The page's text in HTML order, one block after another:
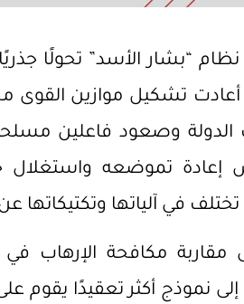
الأسد” تحولًا جذريًا
أعادت تشكيل موازين القوى
وصعود فاعلين مسلحين
تموضعه واستغلال
في آلياتها وتكتيكاتها
مقاربة مكافحة الإرهاب
نموذج أكثر تعقيدًا يقوم